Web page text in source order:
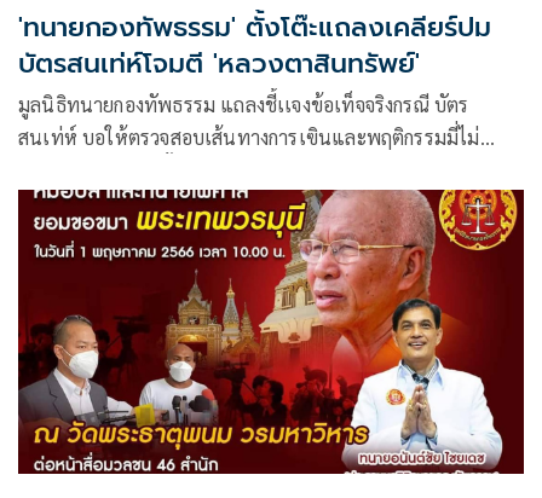
'ทนายกองทัพธรรม' ตั้งโต๊ะแถลงเคลียร์ปม
บัตรสนเท่ห์โจมตี 'หลวงตาสินทรัพย์'
มูลนิธิทนายกองทัพธรรม แถลงชี้เเจงข้อเท็จจริงกรณี บัตร
สนเท่ห์ บอให้ตรวจสอบเส้นทางการเฃินและพฤติกรรมมี่ไม่
สงฆ์ วัดป่าบ่อน้ำพระอินทร์ โดย ร้องเรียน ไปยังสำนักงาน
พระพุทธศาสนาแห่งชาติ